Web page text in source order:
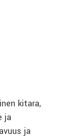
kitara,
ja
ja